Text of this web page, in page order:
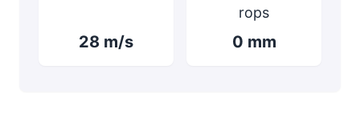
28 m/s 0 mm